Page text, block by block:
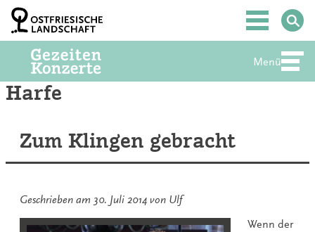
Zum
Inhalt
springen
Hauptmenü
Menü
Harfe
Zum Klingen gebracht
Geschrieben am 30. Juli 2014 von Ulf
Wenn der